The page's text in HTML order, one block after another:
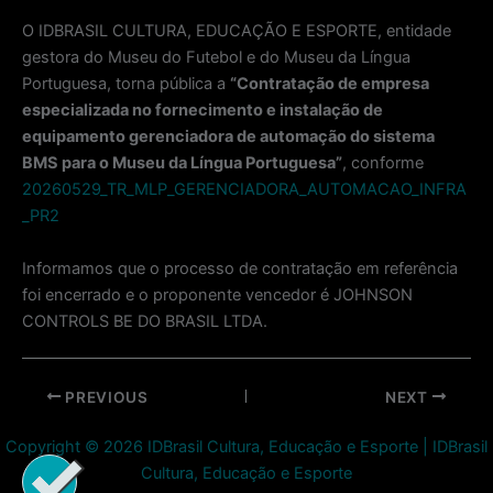
O IDBRASIL CULTURA, EDUCAÇÃO E ESPORTE, entidade
gestora do Museu do Futebol e do Museu da Língua
Portuguesa, torna pública a “Contratação de empresa
especializada no fornecimento e instalação de
equipamento gerenciadora de automação do sistema
BMS para o Museu da Língua Portuguesa”, conforme
20260529_TR_MLP_GERENCIADORA_AUTOMACAO_INFRA
_PR2
Informamos que o processo de contratação em referência
foi encerrado e o proponente vencedor é JOHNSON
CONTROLS BE DO BRASIL LTDA.
Post
PREVIOUS NEXT
Copyright © 2026 IDBrasil Cultura, Educação e Esporte | IDBrasil
Cultura, Educação e Esporte